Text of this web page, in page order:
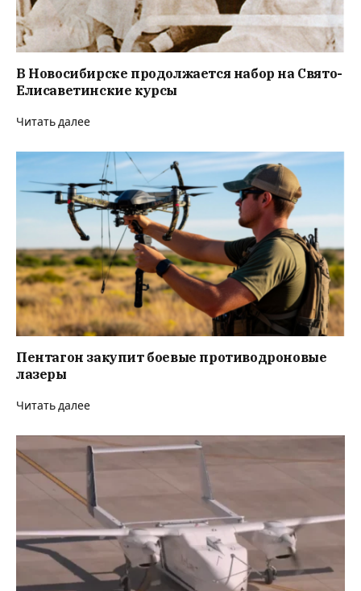
В Новосибирске продолжается набор на Свято-
Елисаветинские курсы
Читать далее
Пентагон закупит боевые противодроновые
лазеры
Читать далее